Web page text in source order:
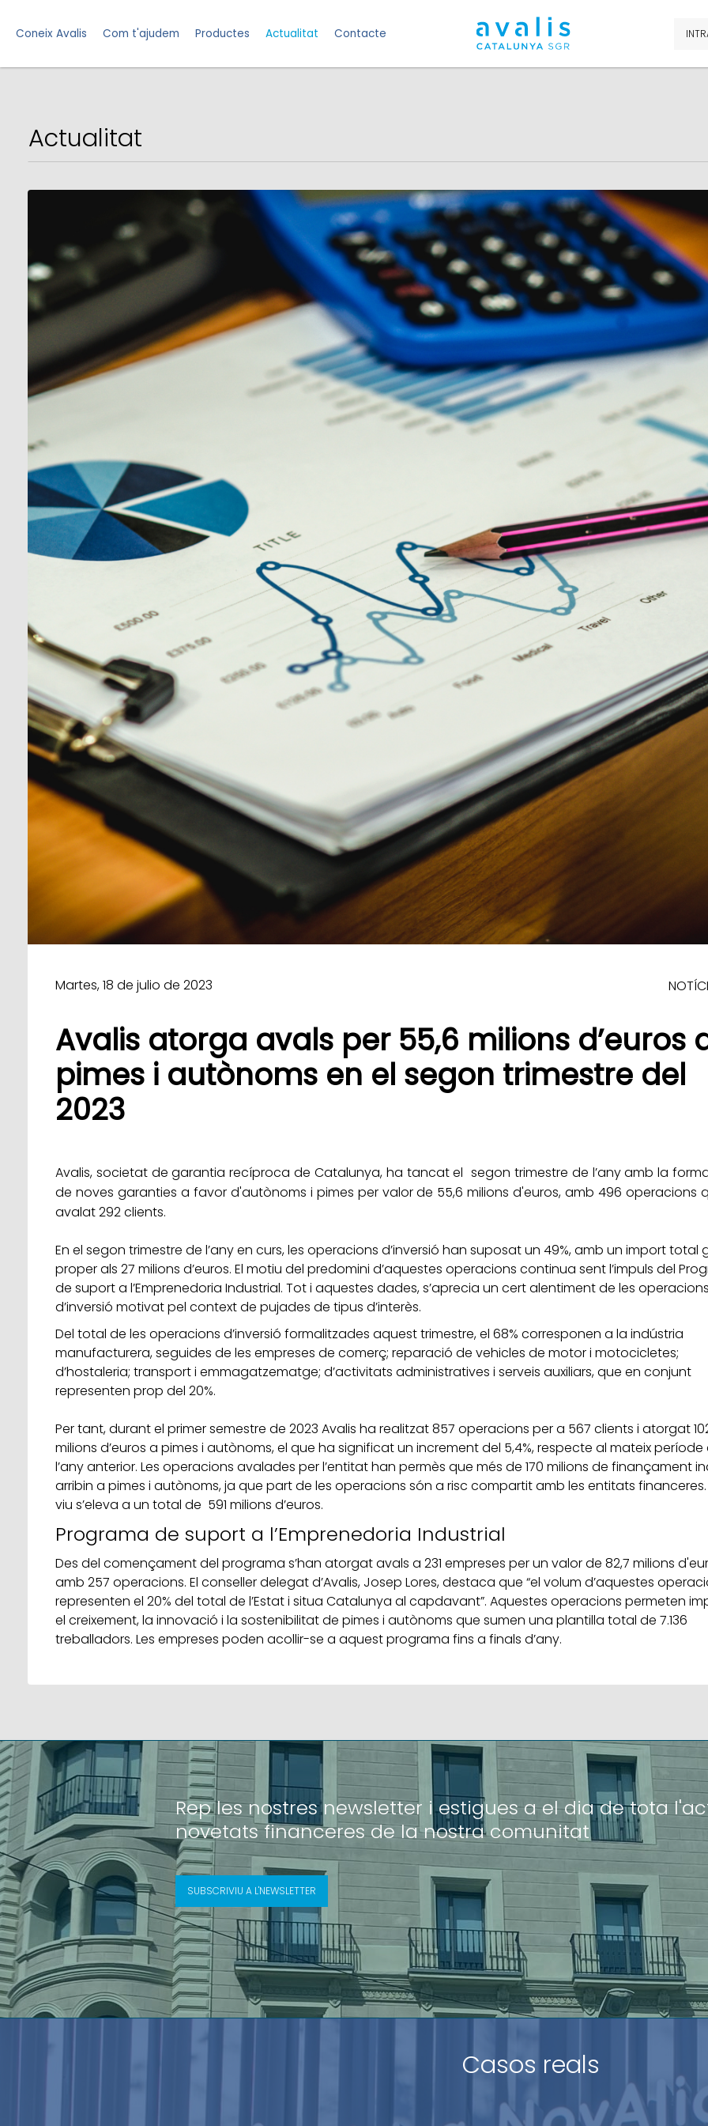
Coneix Avalis Com t'ajudem Productes Actualitat Contacte
Actualitat
Martes, 18 de julio de 2023
Avalis atorga avals per 55,6 milions d’euros
pimes i autònoms en el segon trimestre del
2023
Avalis, societat de garantia recíproca de Catalunya, ha tancat el segon trimestre de l’any amb la
de noves garanties a favor d'autònoms i pimes per valor de 55,6 milions d'euros, amb 496 operacions
avalat 292 clients.
En el segon trimestre de l’any en curs, les operacions d’inversió han suposat un 49%, amb un import total
proper als 27 milions d’euros. El motiu del predomini d’aquestes operacions continua sent l’impuls del
de suport a l’Emprenedoria Industrial. Tot i aquestes dades, s’aprecia un cert alentiment de les operacions
d’inversió motivat pel context de pujades de tipus d’interès.
Del total de les operacions d’inversió formalitzades aquest trimestre, el 68% corresponen a la indústria
manufacturera, seguides de les empreses de comerç; reparació de vehicles de motor i motocicletes;
d’hostaleria; transport i emmagatzematge; d’activitats administratives i serveis auxiliars, que en conjunt
representen prop del 20%.
Per tant, durant el primer semestre de 2023 Avalis ha realitzat 857 operacions per a 567 clients i atorgat
milions d’euros a pimes i autònoms, el que ha significat un increment del 5,4%, respecte al mateix període
l’any anterior. Les operacions avalades per l’entitat han permès que més de 170 milions de finançament
arribin a pimes i autònoms, ja que part de les operacions són a risc compartit amb les entitats financeres.
viu s’eleva a un total de 591 milions d’euros.
Programa de suport a l’Emprenedoria Industrial
Des del començament del programa s’han atorgat avals a 231 empreses per un valor de 82,7 milions
amb 257 operacions. El conseller delegat d’Avalis, Josep Lores, destaca que “el volum d’aquestes
representen el 20% del total de l’Estat i situa Catalunya al capdavant”. Aquestes operacions permeten
el creixement, la innovació i la sostenibilitat de pimes i autònoms que sumen una plantilla total de 7.136
treballadors. Les empreses poden acollir-se a aquest programa fins a finals d’any.
Rep les nostres newsletter i estigues a el dia de tota
novetats financeres de la nostra comunitat
SUBSCRIVIU A L'NEWSLETTER
Casos reals